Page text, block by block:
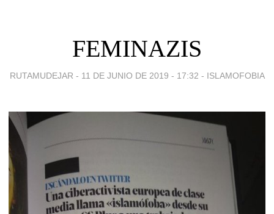
FEMINAZIS
RUTAMUDEJAR - 11 DE JUNIO DE 2019 - 17:32 - ISLAMOFOBIA